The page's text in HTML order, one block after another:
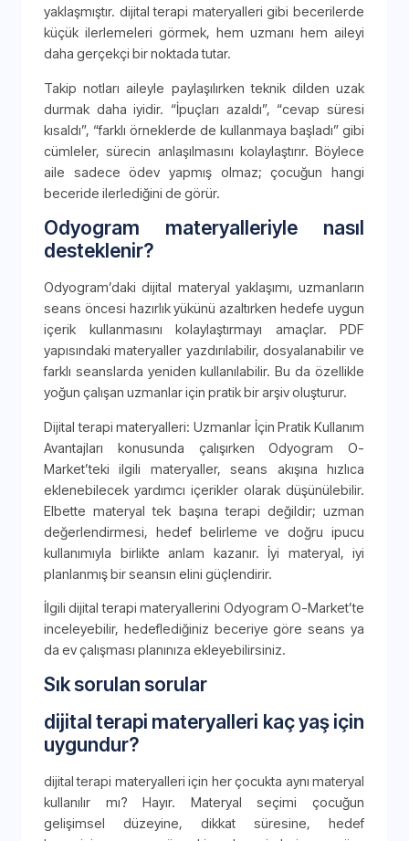
yaklaşmıştır. dijital terapi materyalleri gibi becerilerde
küçük ilerlemeleri görmek, hem uzmanı hem aileyi
daha gerçekçi bir noktada tutar.
Takip notları aileyle paylaşılırken teknik dilden uzak
durmak daha iyidir. “İpuçları azaldı”, “cevap süresi
kısaldı”, “farklı örneklerde de kullanmaya başladı” gibi
cümleler, sürecin anlaşılmasını kolaylaştırır. Böylece
aile sadece ödev yapmış olmaz; çocuğun hangi
beceride ilerlediğini de görür.
Odyogram materyalleriyle nasıl
desteklenir?
Odyogram’daki dijital materyal yaklaşımı, uzmanların
seans öncesi hazırlık yükünü azaltırken hedefe uygun
içerik kullanmasını kolaylaştırmayı amaçlar. PDF
yapısındaki materyaller yazdırılabilir, dosyalanabilir ve
farklı seanslarda yeniden kullanılabilir. Bu da özellikle
yoğun çalışan uzmanlar için pratik bir arşiv oluşturur.
Dijital terapi materyalleri: Uzmanlar İçin Pratik Kullanım
Avantajları konusunda çalışırken Odyogram O-
Market’teki ilgili materyaller, seans akışına hızlıca
eklenebilecek yardımcı içerikler olarak düşünülebilir.
Elbette materyal tek başına terapi değildir; uzman
değerlendirmesi, hedef belirleme ve doğru ipucu
kullanımıyla birlikte anlam kazanır. İyi materyal, iyi
planlanmış bir seansın elini güçlendirir.
İlgili dijital terapi materyallerini Odyogram O-Market’te
inceleyebilir, hedeflediğiniz beceriye göre seans ya
da ev çalışması planınıza ekleyebilirsiniz.
Sık sorulan sorular
dijital terapi materyalleri kaç yaş için
uygundur?
dijital terapi materyalleri için her çocukta aynı materyal
kullanılır mı? Hayır. Materyal seçimi çocuğun
gelişimsel düzeyine, dikkat süresine, hedef